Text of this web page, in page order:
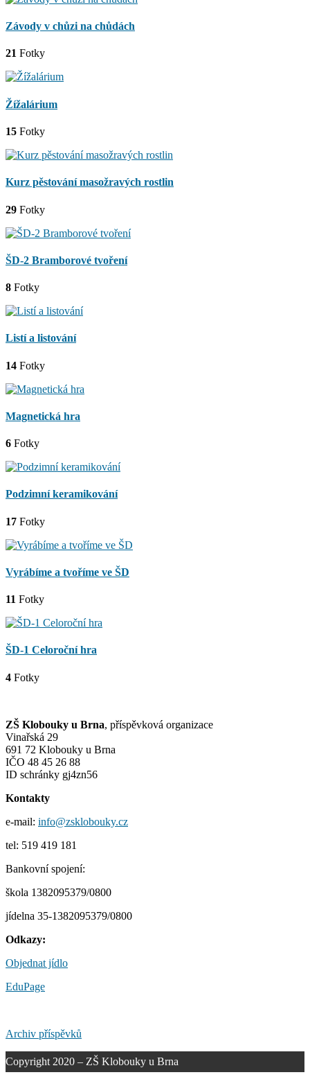
Závody v chůzi na chůdách
21 Fotky
Žížalárium
15 Fotky
Kurz pěstování masožravých rostlin
29 Fotky
ŠD-2 Bramborové tvoření
8 Fotky
Listí a listování
14 Fotky
Magnetická hra
6 Fotky
Podzimní keramikování
17 Fotky
Vyrábíme a tvoříme ve ŠD
11 Fotky
ŠD-1 Celoroční hra
4 Fotky
ZŠ Klobouky u Brna, příspěvková organizace
Vinařská 29
691 72 Klobouky u Brna
IČO 48 45 26 88
ID schránky gj4zn56
Kontakty
e-mail: info@zsklobouky.cz
tel: 519 419 181
Bankovní spojení:
škola 1382095379/0800
jídelna 35-1382095379/0800
Odkazy:
Objednat jídlo
EduPage
Archiv příspěvků
Copyright 2020 – ZŠ Klobouky u Brna